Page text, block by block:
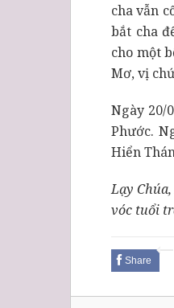
cha vẫn
bắt cha
cho một
Mơ, vị
Ngày 20/
Phước.
Hiển
Lạy
vóc tuổi
Share